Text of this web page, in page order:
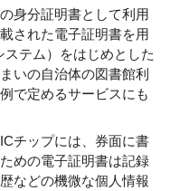
身分証明書として利用
された電子証明書を用
テム）をはじめとした
いの自治体の図書館利
で定めるサービスにも
チップには、券面に書
めの電子証明書は記録
などの機微な個人情報